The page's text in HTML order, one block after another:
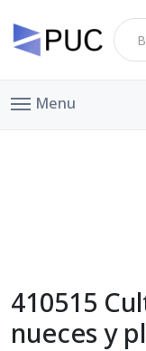
Menu
410515
nueces y